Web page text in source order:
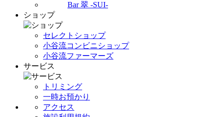
Bar 翠 -SUI-
ショップ
セレクトショップ
小谷流コンビニショップ
小谷流ファーマーズ
サービス
トリミング
一時お預かり
アクセス